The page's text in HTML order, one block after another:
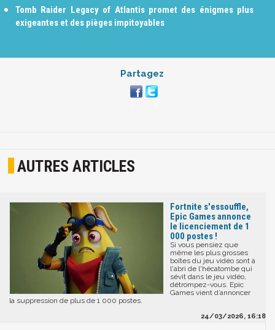
Tomb Raider Legacy of Atlantis promet des énigmes plus
exigeantes et des pièges impitoyables
Partagez
AUTRES ARTICLES
Fortnite s'essouffle,
Epic Games annonce
le licenciement de 1
000 postes !
Si vous pensiez que
même les plus grosses
boîtes du jeu vidéo sont à
l'abri de l'hécatombe qui
sévit dans le jeu vidéo,
détrompez-vous. Epic
Games vient d’annoncer
la suppression de plus de 1 000 postes.
24/03/2026, 16:18